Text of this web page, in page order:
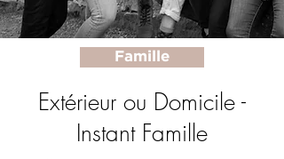
Famille
Extérieur ou Domicile -
Instant Famille